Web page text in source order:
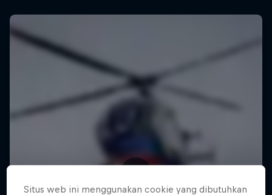
Situs web ini menggunakan cookie yang dibutuhkan